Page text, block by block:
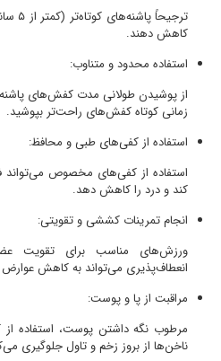
کاهش دهند.
استفاده محدود و متناوب:
از پوشیدن طولانی مدت کفش‌های پاشنه
زمانی کوتاه کفش‌های راحت‌تر بپوشید.
استفاده از کفی‌های طبی و محافظ:
استفاده از کفی‌های مخصوص
کند و درد را کاهش دهد.
انجام تمرینات کششی و تقویتی:
ورزش‌های مناسب برای تقویت
انعطاف‌پذیری می‌تواند به کاهش
مراقبت از پا و پوست:
مرطوب نگه داشتن پوست، استفاده از
ناخن‌ها از بروز زخم و تاول جلوگیری